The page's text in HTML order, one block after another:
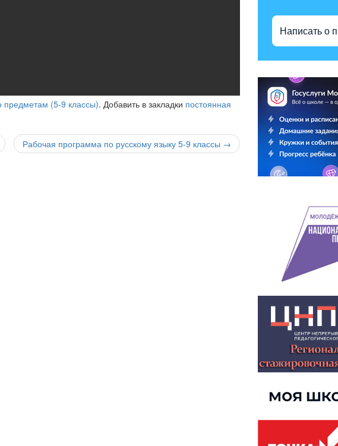
(5-9 классы). Добавить в закладки постоянная
Рабочая программа по русскому языку 5-9 классы →
Написать о